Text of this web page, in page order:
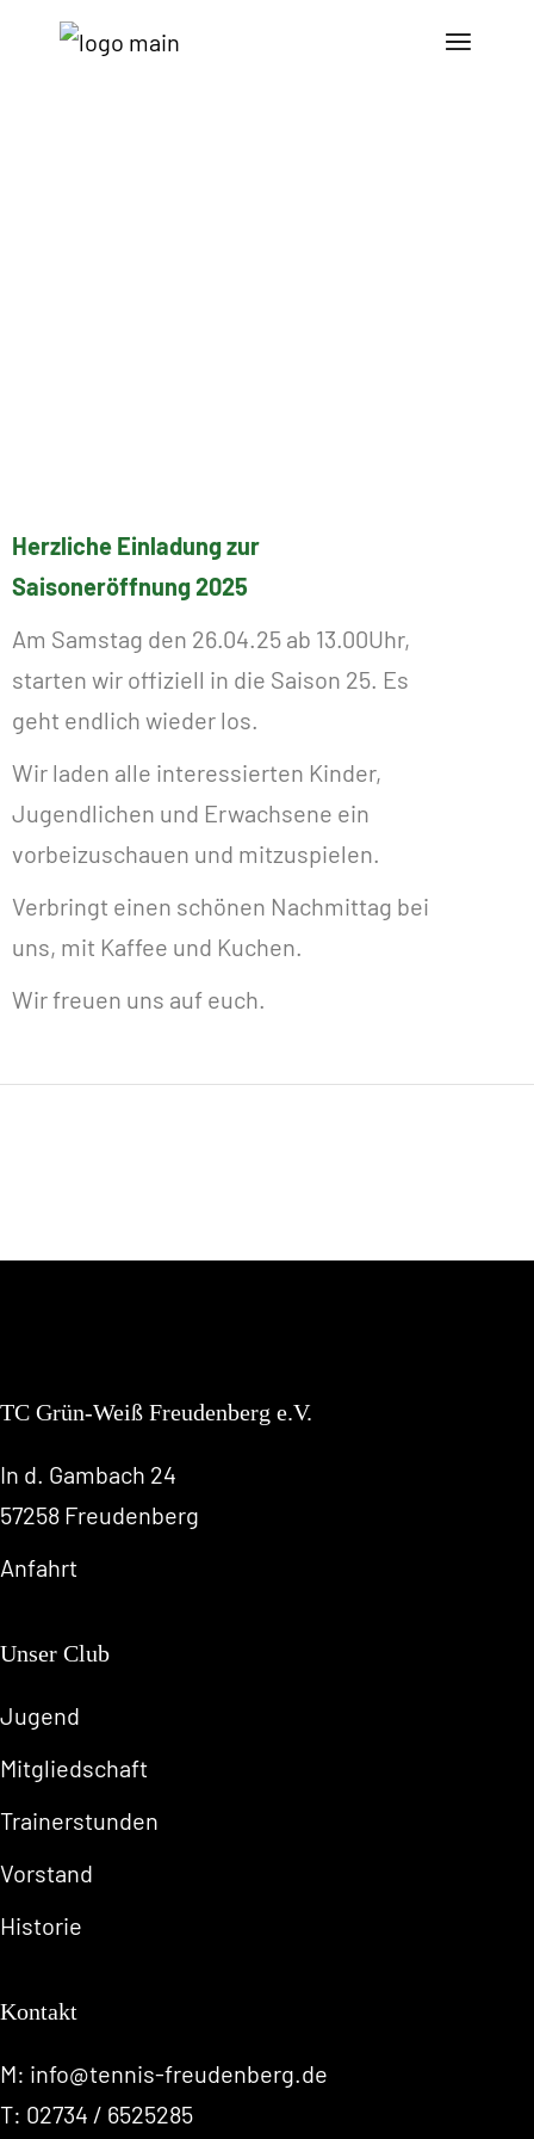
Herzliche Einladung zur
Saisoneröffnung 2025
Am Samstag den 26.04.25 ab 13.00Uhr,
starten wir offiziell in die Saison 25. Es
geht endlich wieder los.
Wir laden alle interessierten Kinder,
Jugendlichen und Erwachsene ein
vorbeizuschauen und mitzuspielen.
Verbringt einen schönen Nachmittag bei
uns, mit Kaffee und Kuchen.
Wir freuen uns auf euch.
TC Grün-Weiß Freudenberg e.V.
In d. Gambach 24
57258 Freudenberg
Anfahrt
Unser Club
Jugend
Mitgliedschaft
Trainerstunden
Vorstand
Historie
Kontakt
M: info@tennis-freudenberg.de
T: 02734 / 6525285